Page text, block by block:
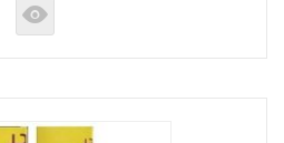
K